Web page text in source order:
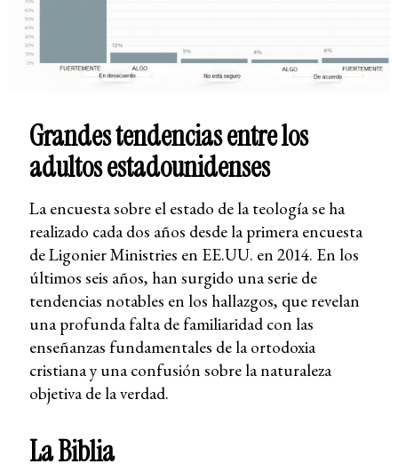
Grandes tendencias entre los
adultos estadounidenses
La encuesta sobre el estado de la teología se ha
realizado cada dos años desde la primera encuesta
de Ligonier Ministries en EE.UU. en 2014. En los
últimos seis años, han surgido una serie de
tendencias notables en los hallazgos, que revelan
una profunda falta de familiaridad con las
enseñanzas fundamentales de la ortodoxia
cristiana y una confusión sobre la naturaleza
objetiva de la verdad.
La Biblia